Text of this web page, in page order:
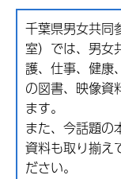
千葉県男女共同
室）では、男女
護、仕事、健康
の図書、映像資
ます。
また、今話題の
資料も取り揃え
ださい。